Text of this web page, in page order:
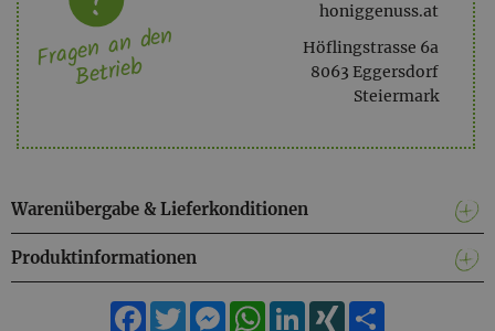
honiggenuss.at
Höflingstrasse 6a
8063 Eggersdorf
Steiermark
Fragen an den
Betrieb
Warenübergabe & Lieferkonditionen
Produktinformationen
Facebook
TwitterMessengerWhatsApp
LinkedIn
XING